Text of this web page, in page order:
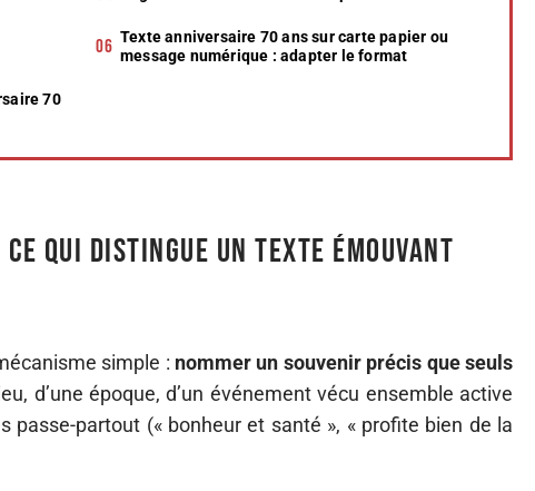
Texte anniversaire 70 ans sur carte papier ou
message numérique : adapter le format
70
qui distingue un texte émouvant
simple : nommer un souvenir précis que seuls
d’une époque, d’un événement vécu ensemble active
partout (« bonheur et santé », « profite bien de la